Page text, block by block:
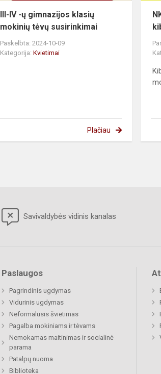
III-IV -ų gimnazijos klasių
mokinių tėvų susirinkimai
Paskelbta: 2024-10-09
Kategorija:Kvietimai
Plačiau
Savivaldybės vidinis kanalas
Paslaugos
Pagrindinis ugdymas
Vidurinis ugdymas
Neformalusis švietimas
Pagalba mokiniams ir tėvams
Nemokamas maitinimas ir socialinė
parama
Patalpų nuoma
Biblioteka